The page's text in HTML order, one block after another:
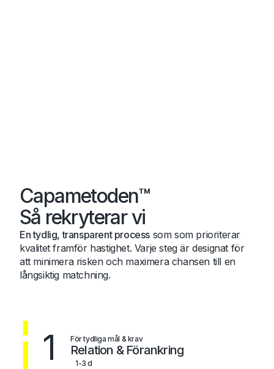
Capametoden™
Så rekryterar vi
En tydlig, transparent process som som prioriterar
kvalitet framför hastighet. Varje steg är designat för
att minimera risken och maximera chansen till en
långsiktig matchning.
1 För tydliga mål & krav
Relation & Förankring
1-3 d